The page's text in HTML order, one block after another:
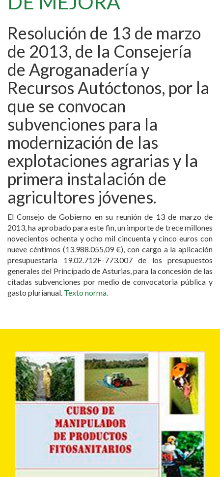
Resolución de 13 de marzo
de 2013, de la Consejería
de Agroganadería y
Recursos Autóctonos, por la
que se convocan
subvenciones para la
modernización de las
explotaciones agrarias y la
primera instalación de
agricultores jóvenes.
El Consejo de Gobierno en su reunión de 13 de marzo de
2013, ha aprobado para este fin, un importe de trece millones
novecientos ochenta y ocho mil cincuenta y cinco euros con
nueve céntimos (13.988.055,09 €), con cargo a la aplicación
presupuestaria 19.02.712F-773.007 de los presupuestos
generales del Principado de Asturias, para la concesión de las
citadas subvenciones por medio de convocatoria pública y
gasto plurianual. Texto norma.